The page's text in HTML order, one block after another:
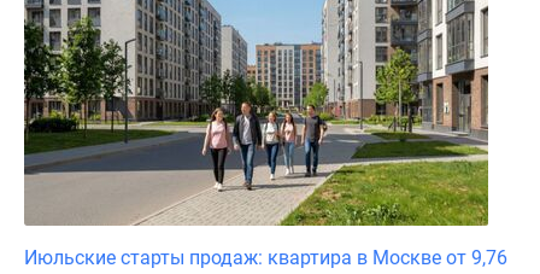
Июльские старты продаж: квартира в Москве от 9,76